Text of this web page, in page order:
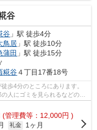
谷
谷 」駅 徒歩4分
鳥居 」駅 徒歩10分
蒲田 」駅 徒歩15分
糀谷４丁目17番18号
歩4分のところにあります。
人にゴミを見られるなどのト
(管理費等：12,000円 )
礼金
1ヶ月